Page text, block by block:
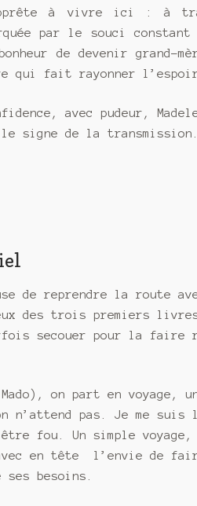
à vivre ici : à
par le souci
de devenir grand-
qui fait rayonner
avec pudeur,
le signe de la transmission.
de reprendre la route
des trois premiers livres.
secouer pour la faire
on part en voyage,
n’attend pas. Je me
fou. Un simple voyage,
avec en tête l’envie de
besoins.